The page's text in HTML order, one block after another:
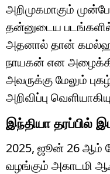
அறிமுகமாகும்
தன்னுடைய படங்களில்
அதனால் தான்
நாயகன் என
அவருக்கு மேலும்
அறிவிப்பு
இந்தியா தரப்பில்
2025, ஜூன் 26 ஆம்
வழங்கும் அகாடமி